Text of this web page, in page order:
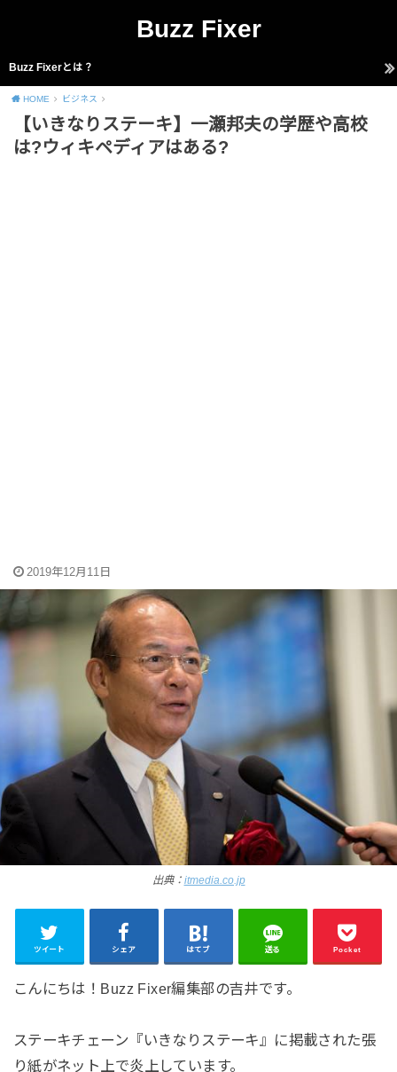
Buzz Fixer
Buzz Fixerとは？
HOME ビジネス
【いきなりステーキ】一瀬邦夫の学歴や高校
は?ウィキペディアはある?
2019年12月11日
出典： itmedia.co.jp
ツイート シェア はてブ 送る Pocket
こんにちは！Buzz Fixer編集部の吉井です。
ステーキチェーン『いきなりステーキ』に掲載された張
り紙がネット上で炎上しています。